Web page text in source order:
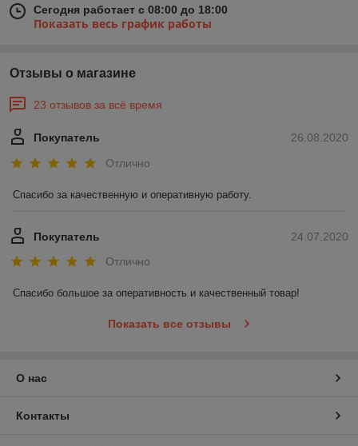
Сегодня работает с 08:00 до 18:00
Показать весь график работы
Отзывы о магазине
23 отзывов за всё время
26.08.2020
Покупатель
Отлично
Спасибо за качественную и оперативную работу.
24.07.2020
Покупатель
Отлично
Спасибо большое за оперативность и качественный товар!
Показать все отзывы
О нас
Контакты